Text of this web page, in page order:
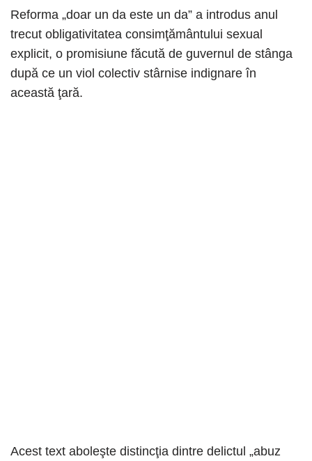
Reforma „doar un da este un da” a introdus anul
trecut obligativitatea consimţământului sexual
explicit, o promisiune făcută de guvernul de stânga
după ce un viol colectiv stârnise indignare în
această ţară.
Acest text aboleşte distincţia dintre delictul „abuz